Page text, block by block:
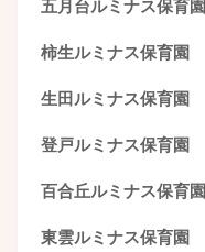
五月台ルミナス保育園
柿生ルミナス保育園
生田ルミナス保育園
登戸ルミナス保育園
百合丘ルミナス保育園
東雲ルミナス保育園